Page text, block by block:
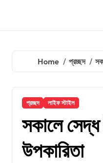
Home প্রচ্ছদ
প্রচ্ছদ লাইফ স্টাইল
সকালে সেদ্ধ
উপকারিতা